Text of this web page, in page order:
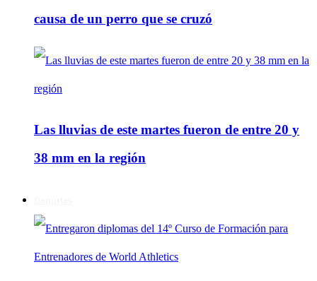
causa de un perro que se cruzó
Las lluvias de este martes fueron de entre 20 y
38 mm en la región